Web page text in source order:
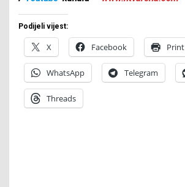
Podijeli vijest:
X Facebook Print
WhatsApp Telegram
Threads